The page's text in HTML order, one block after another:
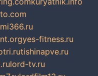
yes-fitness.ru
tishinapve.ru
lord-tv.ru